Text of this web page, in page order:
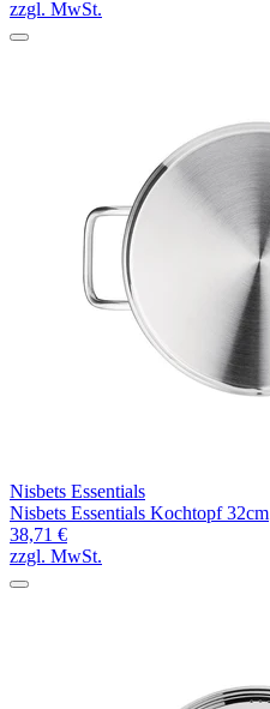
zzgl. MwSt.
Nisbets Essentials
Nisbets Essentials Kochtopf 32cm
38,71 €
zzgl. MwSt.